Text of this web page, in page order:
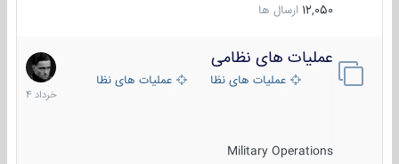
12,050 ارسال ها
عملیات های نظامی
عملیات های نظامی ایرانعملیات های نظامی خارجی
Military Operations
5
خرداد
1404